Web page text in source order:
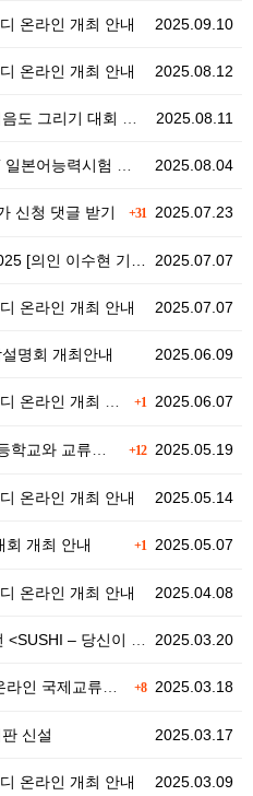
2025.09.10
온라인 개최 안내
2025.08.12
온라인 개최 안내
2025.08.11
그리기 대회 안내
2025.08.04
어능력시험 정규…
+31 2025.07.23
신청 댓글 받기
2025.07.07
[의인 이수현 기…
2025.07.07
온라인 개최 안내
2025.06.09
명회 개최안내
+1 2025.06.07
라인 개최 안내
+122025.05.19
교류할 학교…
2025.05.14
온라인 개최 안내
+1 2025.05.07
회 개최 안내
2025.04.08
온라인 개최 안내
2025.03.20
– 당신이 미처…
+82025.03.18
교류를 희망하는…
2025.03.17
신설
2025.03.09
온라인 개최 안내